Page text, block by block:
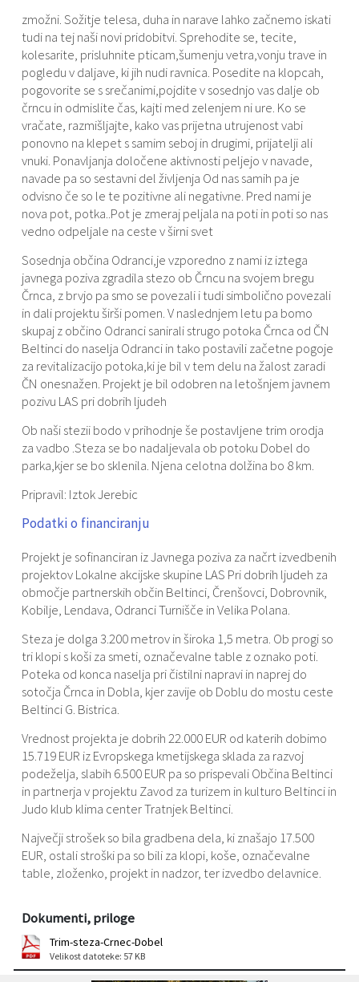
zmožni. Sožitje telesa, duha in narave lahko začnemo iskati
tudi na tej naši novi pridobitvi. Sprehodite se, tecite,
kolesarite, prisluhnite pticam,šumenju vetra,vonju trave in
pogledu v daljave, ki jih nudi ravnica. Posedite na klopcah,
pogovorite se s srečanimi,pojdite v sosednjo vas dalje ob
črncu in odmislite čas, kajti med zelenjem ni ure. Ko se
vračate, razmišljajte, kako vas prijetna utrujenost vabi
ponovno na klepet s samim seboj in drugimi, prijatelji ali
vnuki. Ponavljanja določene aktivnosti peljejo v navade,
navade pa so sestavni del življenja Od nas samih pa je
odvisno če so le te pozitivne ali negativne. Pred nami je
nova pot, potka..Pot je zmeraj peljala na poti in poti so nas
vedno odpeljale na ceste v širni svet
Sosednja občina Odranci,je vzporedno z nami iz iztega
javnega poziva zgradila stezo ob Črncu na svojem bregu
Črnca, z brvjo pa smo se povezali i tudi simbolično povezali
in dali projektu širši pomen. V naslednjem letu pa bomo
skupaj z občino Odranci sanirali strugo potoka Črnca od ČN
Beltinci do naselja Odranci in tako postavili začetne pogoje
za revitalizacijo potoka,ki je bil v tem delu na žalost zaradi
ČN onesnažen. Projekt je bil odobren na letošnjem javnem
pozivu LAS pri dobrih ljudeh
Ob naši stezii bodo v prihodnje še postavljene trim orodja
za vadbo .Steza se bo nadaljevala ob potoku Dobel do
parka,kjer se bo sklenila. Njena celotna dolžina bo 8 km.
Pripravil: Iztok Jerebic
Podatki o financiranju
Projekt je sofinanciran iz Javnega poziva za načrt izvedbenih
projektov Lokalne akcijske skupine LAS Pri dobrih ljudeh za
območje partnerskih občin Beltinci, Črenšovci, Dobrovnik,
Kobilje, Lendava, Odranci Turnišče in Velika Polana.
Steza je dolga 3.200 metrov in široka 1,5 metra. Ob progi so
tri klopi s koši za smeti, označevalne table z oznako poti.
Poteka od konca naselja pri čistilni napravi in naprej do
sotočja Črnca in Dobla, kjer zavije ob Doblu do mostu ceste
Beltinci G. Bistrica.
Vrednost projekta je dobrih 22.000 EUR od katerih dobimo
15.719 EUR iz Evropskega kmetijskega sklada za razvoj
podeželja, slabih 6.500 EUR pa so prispevali Občina Beltinci
in partnerja v projektu Zavod za turizem in kulturo Beltinci in
Judo klub klima center Tratnjek Beltinci.
Največji strošek so bila gradbena dela, ki znašajo 17.500
EUR, ostali stroški pa so bili za klopi, koše, označevalne
table, zloženko, projekt in nadzor, ter izvedbo delavnice.
Dokumenti, priloge
Trim-steza-Crnec-Dobel
Velikost datoteke: 57 KB